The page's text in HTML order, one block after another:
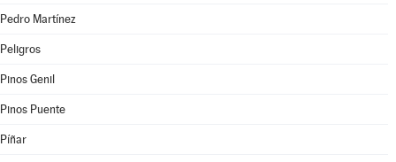
Pedro Martínez
Peligros
Pinos Genil
Pinos Puente
Píñar